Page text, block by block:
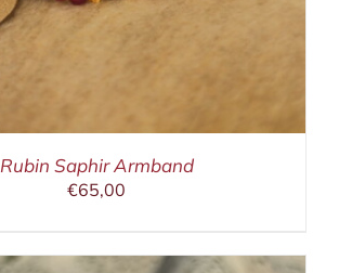
Rubin Saphir Armband
€65,00